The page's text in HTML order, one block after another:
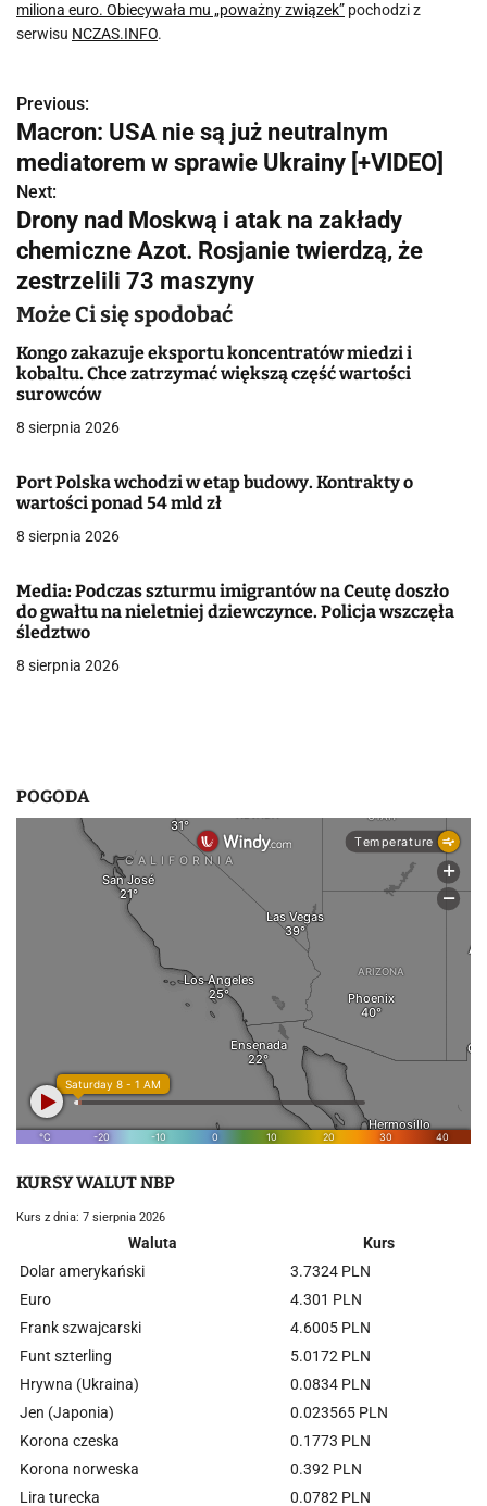
miliona euro. Obiecywała mu „poważny związek” pochodzi z
serwisu NCZAS.INFO.
N
a
w
i
g
a
c
j
a
w
p
s
u
Previous:
Macron: USA nie są już neutralnym
mediatorem w sprawie Ukrainy [+VIDEO]
Next:
Drony nad Moskwą i atak na zakłady
chemiczne Azot. Rosjanie twierdzą, że
zestrzelili 73 maszyny
Może Ci się spodobać
Kongo zakazuje eksportu koncentratów miedzi i
kobaltu. Chce zatrzymać większą część wartości
surowców
8 sierpnia 2026
Port Polska wchodzi w etap budowy. Kontrakty o
wartości ponad 54 mld zł
8 sierpnia 2026
Media: Podczas szturmu imigrantów na Ceutę doszło
do gwałtu na nieletniej dziewczynce. Policja wszczęła
śledztwo
8 sierpnia 2026
POGODA
KURSY WALUT NBP
Kurs z dnia: 7 sierpnia 2026
Waluta
Kurs
Dolar amerykański
3.7324 PLN
Euro
4.301 PLN
Frank szwajcarski
4.6005 PLN
Funt szterling
5.0172 PLN
Hrywna (Ukraina)
0.0834 PLN
Jen (Japonia)
0.023565 PLN
Korona czeska
0.1773 PLN
Korona norweska
0.392 PLN
Lira turecka
0.0782 PLN